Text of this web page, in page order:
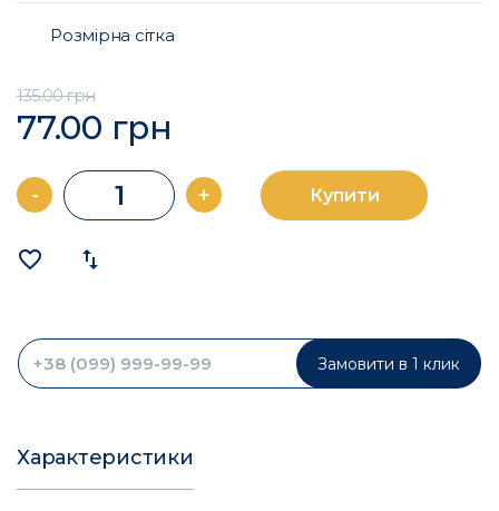
Розмірна сітка
135.00 грн
77.00 грн
- + Купити
favorite_border import_export
Замовити в 1 клик
Характеристики